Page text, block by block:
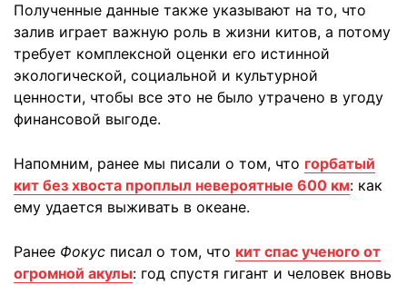
Полученные данные также указывают на то, что
залив играет важную роль в жизни китов, а потому
требует комплексной оценки его истинной
экологической, социальной и культурной
ценности, чтобы все это не было утрачено в угоду
финансовой выгоде.
Напомним, ранее мы писали о том, что горбатый
кит без хвоста проплыл невероятные 600 км: как
ему удается выживать в океане.
Ранее Фокус писал о том, что кит спас ученого от
огромной акулы: год спустя гигант и человек вновь